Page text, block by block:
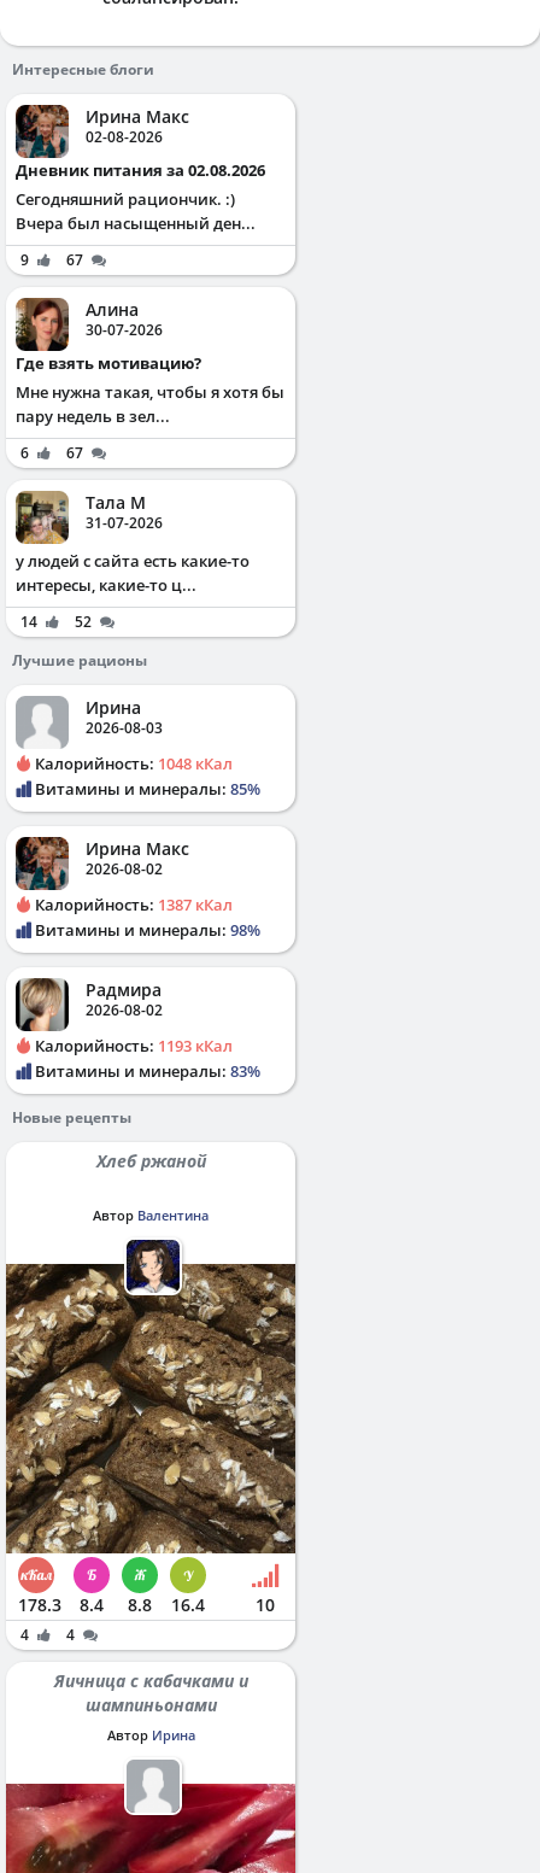
Интересные блоги
Ирина Макс
02-08-2026
Дневник питания за 02.08.2026
Сегодняшний рациончик. :)
Вчера был насыщенный ден...
9 67
Алина
30-07-2026
Где взять мотивацию?
Мне нужна такая, чтобы я хотя бы
пару недель в зел...
6 67
Тала М
31-07-2026
у людей с сайта есть какие-то
интересы, какие-то ц...
14
52
Лучшие рационы
Ирина
2026-08-03
Калорийность: 1048 кКал
Витамины и минералы: 85%
Ирина Макс
2026-08-02
Калорийность: 1387 кКал
Витамины и минералы: 98%
Радмира
2026-08-02
Калорийность: 1193 кКал
Витамины и минералы: 83%
Новые рецепты
Хлеб ржаной
Автор Валентина
178.3 8.4 8.8 16.4 10
4 4
Яичница с кабачками и
шампиньонами
Автор Ирина